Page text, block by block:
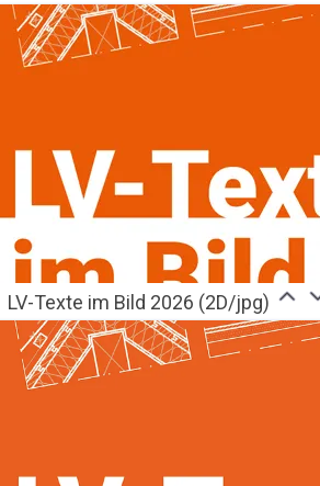
LV-Texte im Bild 2026 (2D/jpg)